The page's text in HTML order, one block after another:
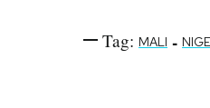
Tag: MALI -